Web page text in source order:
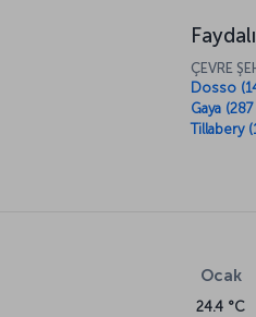
ÇEVRE
Dosso
Gaya
Tillabery
Ocak
24.4 °C